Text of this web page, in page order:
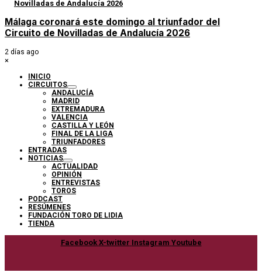
Málaga coronará este domingo al triunfador del
Circuito de Novilladas de Andalucía 2026
2 días ago
×
INICIO
CIRCUITOS
ANDALUCÍA
MADRID
EXTREMADURA
VALENCIA
CASTILLA Y LEÓN
FINAL DE LA LIGA
TRIUNFADORES
ENTRADAS
NOTICIAS
ACTUALIDAD
OPINIÓN
ENTREVISTAS
TOROS
PODCAST
RESÚMENES
FUNDACIÓN TORO DE LIDIA
TIENDA
Facebook X-twitter Instagram Youtube